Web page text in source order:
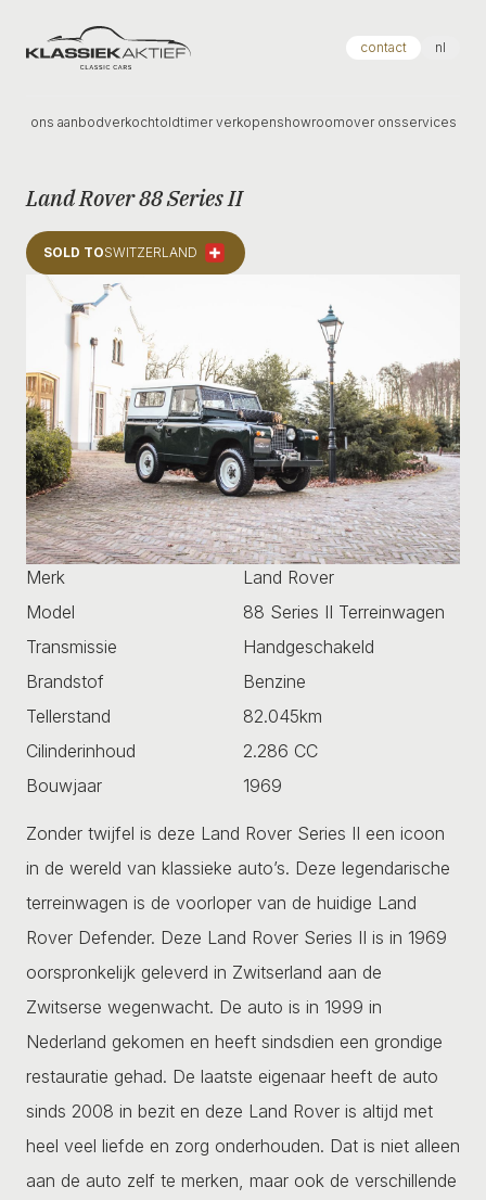
Klassiek Aktief contact nl
ons aanbodverkochtoldtimer verkopenshowroomover onsservices
Land Rover 88 Series II
SOLD TOSWITZERLAND
Merk
Land Rover
Model
88 Series II Terreinwagen
Transmissie
Handgeschakeld
Brandstof
Benzine
Tellerstand
82.045km
Cilinderinhoud
2.286 CC
Bouwjaar
1969
Zonder twijfel is deze Land Rover Series II een icoon
in de wereld van klassieke auto’s. Deze legendarische
terreinwagen is de voorloper van de huidige Land
Rover Defender. Deze Land Rover Series II is in 1969
oorspronkelijk geleverd in Zwitserland aan de
Zwitserse wegenwacht. De auto is in 1999 in
Nederland gekomen en heeft sindsdien een grondige
restauratie gehad. De laatste eigenaar heeft de auto
sinds 2008 in bezit en deze Land Rover is altijd met
heel veel liefde en zorg onderhouden. Dat is niet alleen
aan de auto zelf te merken, maar ook de verschillende